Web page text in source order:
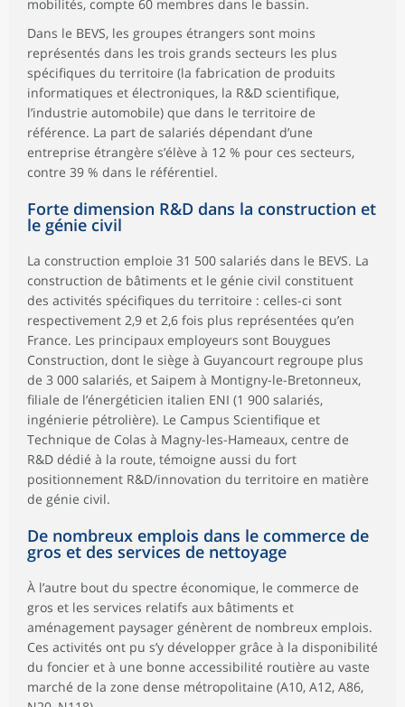
mobilités, compte 60 membres dans le bassin.
Dans le BEVS, les groupes étrangers sont moins
représentés dans les trois grands secteurs les plus
spécifiques du territoire (la fabrication de produits
informatiques et électroniques, la R&D scientifique,
l’industrie automobile) que dans le territoire de
référence. La part de salariés dépendant d’une
entreprise étrangère s’élève à 12 % pour ces secteurs,
contre 39 % dans le référentiel.
Forte dimension R&D dans la construction et
le génie civil
La construction emploie 31 500 salariés dans le BEVS. La
construction de bâtiments et le génie civil constituent
des activités spécifiques du territoire : celles-ci sont
respectivement 2,9 et 2,6 fois plus représentées qu’en
France. Les principaux employeurs sont Bouygues
Construction, dont le siège à Guyancourt regroupe plus
de 3 000 salariés, et Saipem à Montigny-le-Bretonneux,
filiale de l’énergéticien italien ENI (1 900 salariés,
ingénierie pétrolière). Le Campus Scientifique et
Technique de Colas à Magny-les-Hameaux, centre de
R&D dédié à la route, témoigne aussi du fort
positionnement R&D/innovation du territoire en matière
de génie civil.
De nombreux emplois dans le commerce de
gros et des services de nettoyage
À l’autre bout du spectre économique, le commerce de
gros et les services relatifs aux bâtiments et
aménagement paysager génèrent de nombreux emplois.
Ces activités ont pu s’y développer grâce à la disponibilité
du foncier et à une bonne accessibilité routière au vaste
marché de la zone dense métropolitaine (A10, A12, A86,